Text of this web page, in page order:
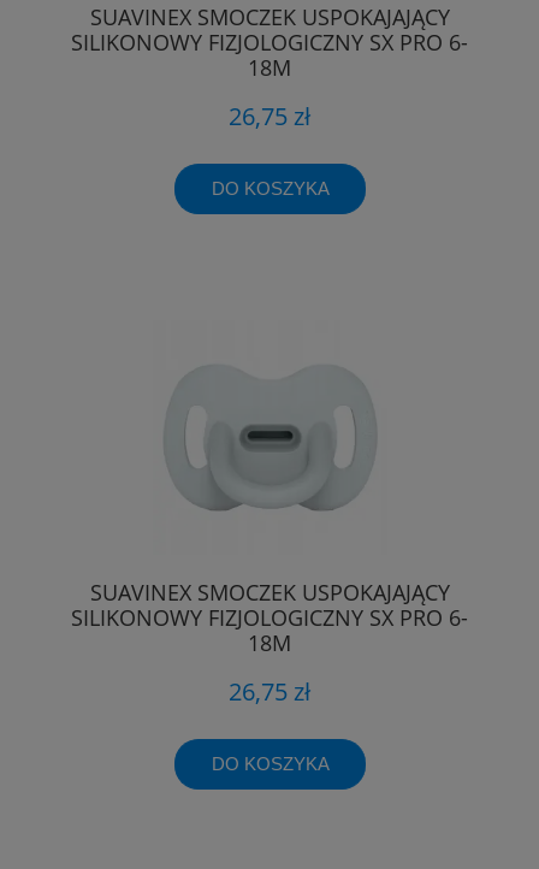
SUAVINEX SMOCZEK USPOKAJAJĄCY
SILIKONOWY FIZJOLOGICZNY SX PRO 6-
18M
26,75 zł
DO KOSZYKA
SUAVINEX SMOCZEK USPOKAJAJĄCY
SILIKONOWY FIZJOLOGICZNY SX PRO 6-
18M
26,75 zł
DO KOSZYKA